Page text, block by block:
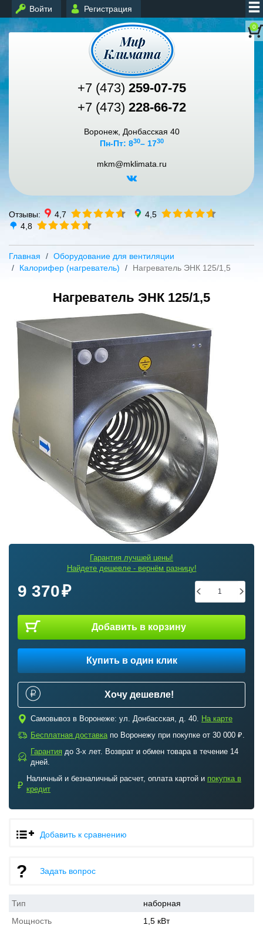
Войти Регистрация
0
+7 (473) 259-07-75
+7 (473) 228-66-72
Воронеж, Донбасская 40
Пн-Пт: 830– 1730
mkm@mklimata.ru
Отзывы: 4,7
4,5
4,8
Главная
Оборудование для вентиляции
Калорифер (нагреватель)
Нагреватель ЭНК 125/1,5
Нагреватель ЭНК 125/1,5
Гарантия лучшей цены!
Найдете дешевле - вернём разницу!
9 370
Добавить в корзину
Купить в один клик
Хочу дешевле!
c Самовывоз в Воронеже: ул. Донбасская, д. 40. На карте
a Бесплатная доставкапо Воронежу при покупке от 30 000 ₽.
b
Гарантия до 3-х лет. Возврат и обмен товара в течение 14
дней.
₽
Наличный и безналичный расчет, оплата картой и покупка в
кредит
Добавить к сравнению
Задать вопрос
Тип
наборная
Мощность
1,5 кВт